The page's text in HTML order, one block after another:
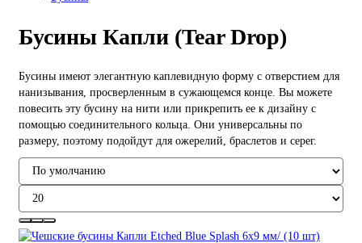
Бусины Капли (Tear Drop)
Бусины имеют элегантную каплевидную форму с отверстием для
нанизывания, просверленным в сужающемся конце. Вы можете
повесить эту бусину на нити или прикрепить ее к дизайну с
помощью соединительного кольца. Они универсальны по
размеру, поэтому подойдут для ожерелий, браслетов и серег.